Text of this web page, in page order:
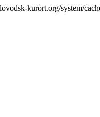
kurort.org/system/